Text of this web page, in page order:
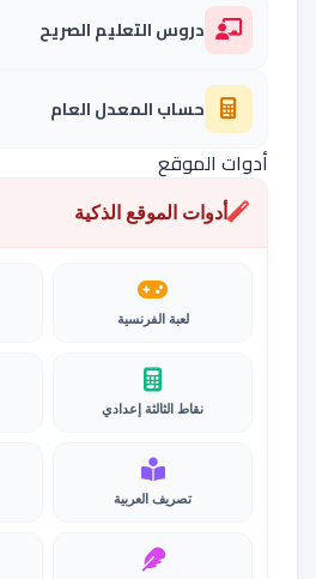
دروس التعليم الصريح
حساب المعدل العام
أدوات الموقع
أدوات الموقع الذكية
لعبة الفرنسية
نقاط الثالثة إعدادي
تصريف العربية